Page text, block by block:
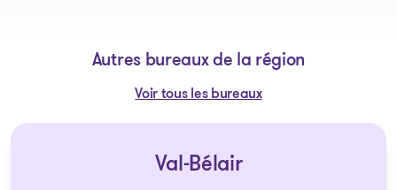
Autres bureaux de la région
Voir tous les bureaux
Val-Bélair